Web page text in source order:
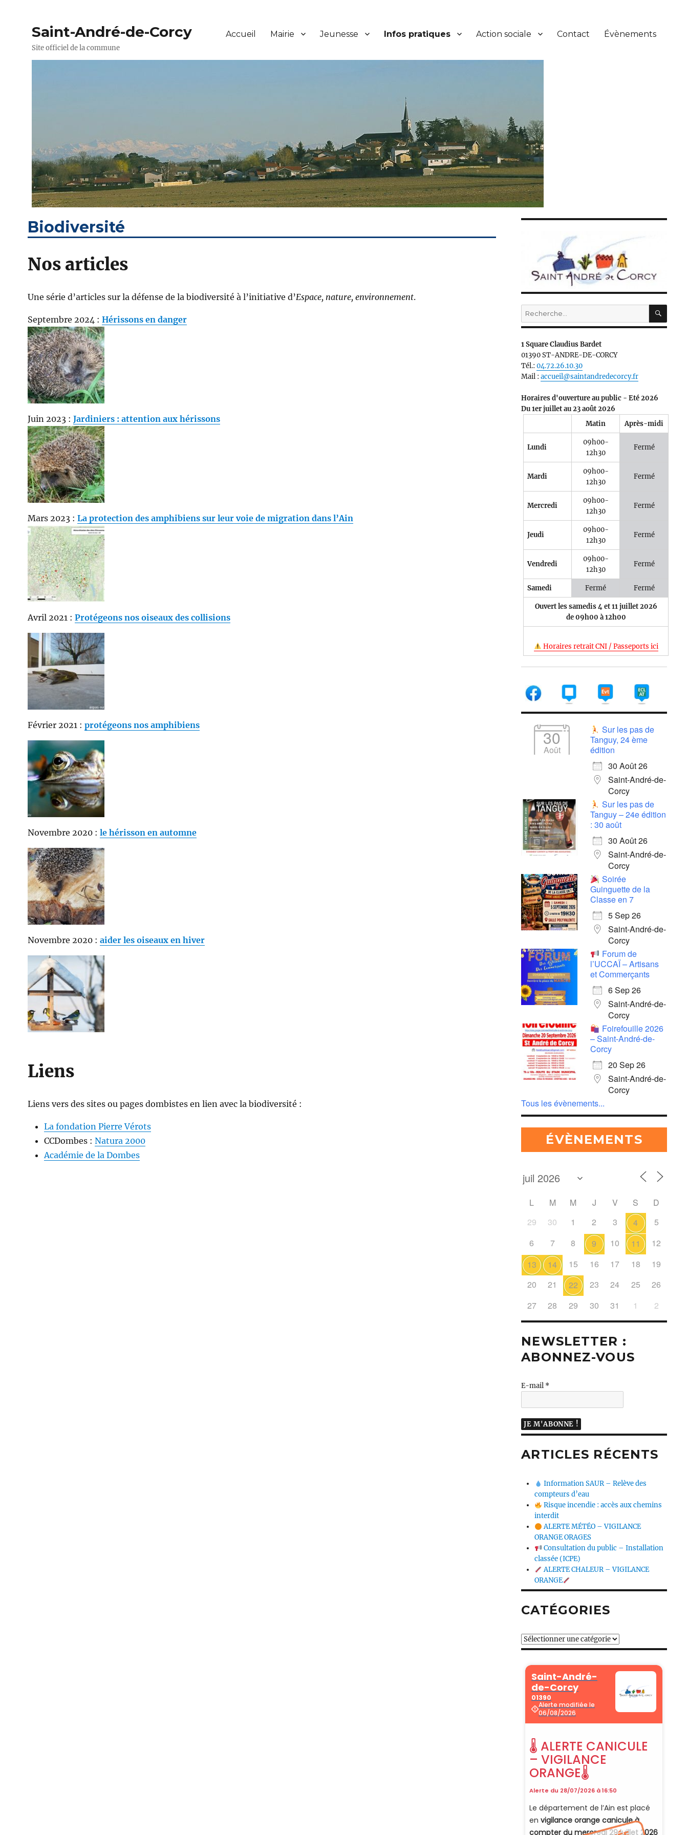
Saint-André-de-Corcy
Site officiel de la commune
Accueil Mairie Jeunesse Infos pratiques Action sociale Contact Évènements
Biodiversité
Nos articles
Une série d’articles sur la défense de la biodiversité à l’initiative d’Espace, nature, environnement.
Septembre 2024 : Hérissons en danger
Juin 2023 : Jardiniers : attention aux hérissons
Mars 2023 : La protection des amphibiens sur leur voie de migration dans l’Ain
Avril 2021 : Protégeons nos oiseaux des collisions
Février 2021 : protégeons nos amphibiens
Novembre 2020 : le hérisson en automne
Novembre 2020 : aider les oiseaux en hiver
Liens
Liens vers des sites ou pages dombistes en lien avec la biodiversité :
La fondation Pierre Vérots
CCDombes : Natura 2000
Académie de la Dombes
Recherche
pour :
1 Square Claudius Bardet
01390 ST-ANDRE-DE-CORCY
Tél.:04.72.26.10.30
Mail :accueil@saintandredecorcy.fr
Horaires d'ouverture au public - Eté 2026
Du 1er juillet au 23 août 2026
Matin
Après-midi
Lundi
09h00-
12h30
Fermé
Mardi
09h00-
12h30
Fermé
Mercredi
09h00-
12h30
Fermé
Jeudi
09h00-
12h30
Fermé
Vendredi
09h00-
12h30
Fermé
Samedi Fermé Fermé
Ouvert les samedis 4 et 11 juillet 2026
de 09h00 à 12h00
Horaires retrait CNI / Passeports ici
30
Août
Sur les pas de
Tanguy, 24 ème
édition
30 Août 26
Saint-André-de-
Corcy
Sur les pas de
Tanguy – 24e édition
: 30 août
30 Août 26
Saint-André-de-
Corcy
Soirée
Guinguette de la
Classe en 7
5 Sep 26
Saint-André-de-
Corcy
Forum de
l’UCCAÏ – Artisans
et Commerçants
6 Sep 26
Saint-André-de-
Corcy
Foirefouille 2026
– Saint-André-de-
Corcy
20 Sep 26
Saint-André-de-
Corcy
Tous les évènements...
ÉVÈNEMENTS
L M M J V S
D
29
30 1 2 3 4
5
6
7 8 9 10 11
12
13
14 15 16 17 18
19
20
21 22 23 24 25
26
27
28 29 30 31 1 2
NEWSLETTER :
ABONNEZ-VOUS
E-mail *
ARTICLES RÉCENTS
Information SAUR – Relève des
compteurs d’eau
Risque incendie : accès aux chemins
interdit
ALERTE MÉTÉO – VIGILANCE
ORANGE ORAGES
Consultation du public – Installation
classée (ICPE)
ALERTE CHALEUR – VIGILANCE
ORANGE
CATÉGORIES
Catégories